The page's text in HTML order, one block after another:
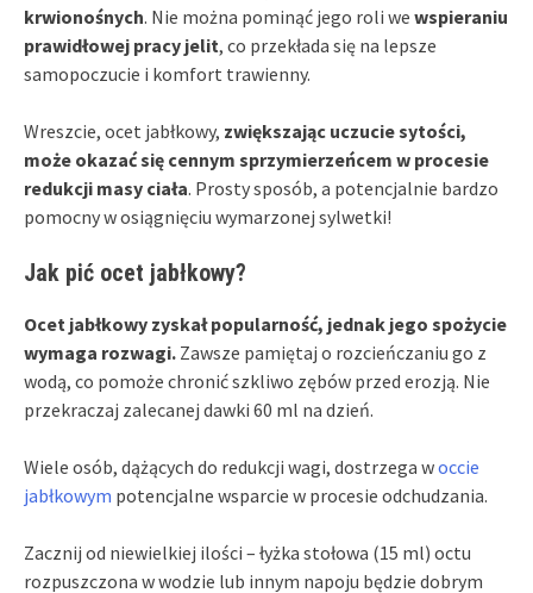
krwionośnych. Nie można pominąć jego roli we wspieraniu
prawidłowej pracy jelit, co przekłada się na lepsze
samopoczucie i komfort trawienny.
Wreszcie, ocet jabłkowy, zwiększając uczucie sytości,
może okazać się cennym sprzymierzeńcem w procesie
redukcji masy ciała. Prosty sposób, a potencjalnie bardzo
pomocny w osiągnięciu wymarzonej sylwetki!
Jak pić ocet jabłkowy?
Ocet jabłkowy zyskał popularność, jednak jego spożycie
wymaga rozwagi. Zawsze pamiętaj o rozcieńczaniu go z
wodą, co pomoże chronić szkliwo zębów przed erozją. Nie
przekraczaj zalecanej dawki 60 ml na dzień.
Wiele osób, dążących do redukcji wagi, dostrzega woccie
jabłkowym potencjalne wsparcie w procesie odchudzania.
Zacznij od niewielkiej ilości – łyżka stołowa (15 ml) octu
rozpuszczona w wodzie lub innym napoju będzie dobrym